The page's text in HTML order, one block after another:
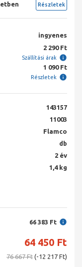
Részletek
ingyenes
2 290 Ft
Szállítási árak
1 090 Ft
Részletek
143157
11003
Flamco
db
2 év
1,4 kg
66 383 Ft
64 450 Ft
76 667 Ft (-12 217 Ft)